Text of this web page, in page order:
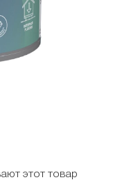
этот товар